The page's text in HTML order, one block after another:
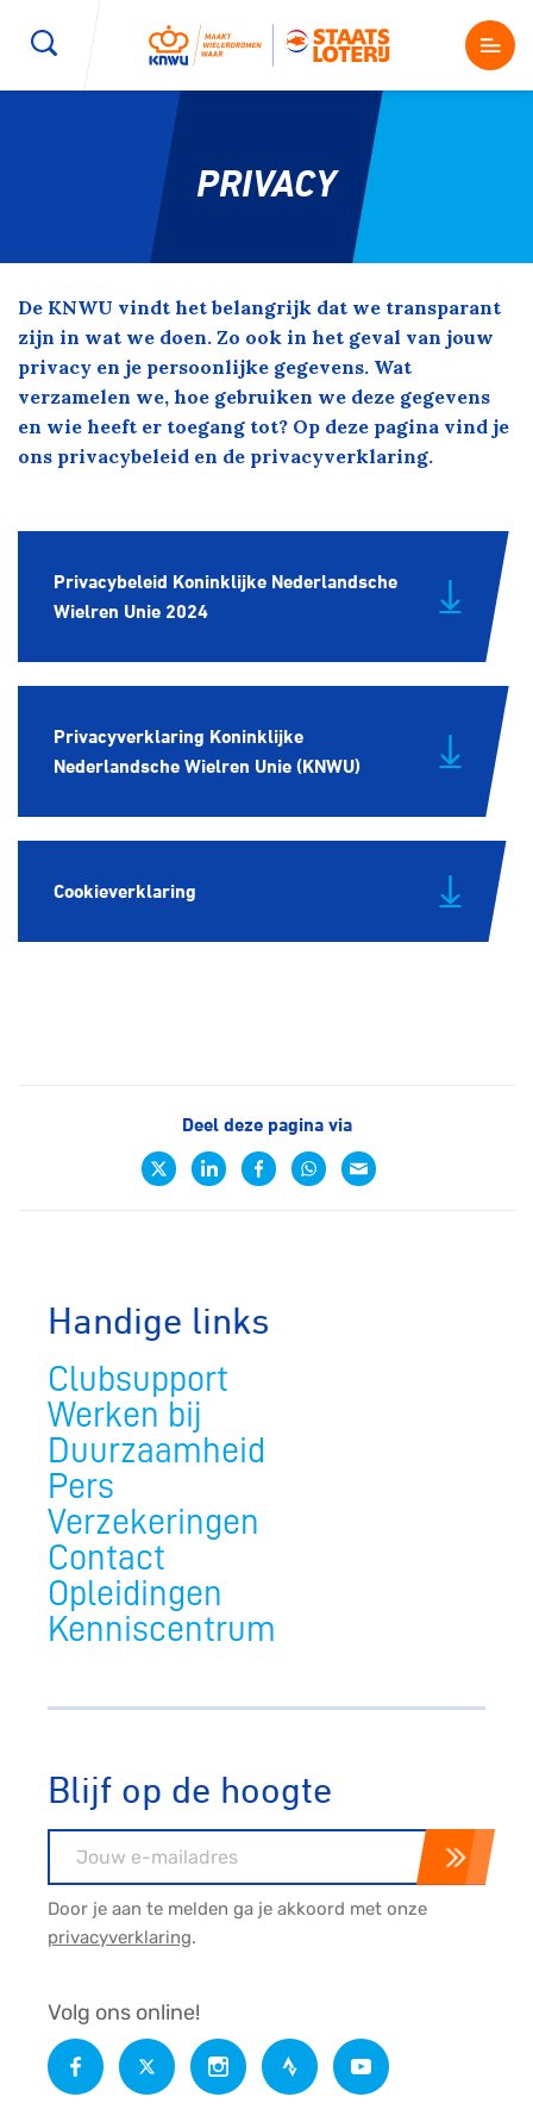
Kenniscentrum
Magazine
Nieuws
Shop
Producten en diensten
Lid worden
PRIVACY
De KNWU vindt het belangrijk dat we transparant
zijn in wat we doen. Zo ook in het geval van jouw
privacy en je persoonlijke gegevens. Wat
verzamelen we, hoe gebruiken we deze gegevens
en wie heeft er toegang tot? Op deze pagina vind je
ons privacybeleid en de privacyverklaring.
Privacybeleid Koninklijke Nederlandsche
Wielren Unie 2024
Privacyverklaring Koninklijke
Nederlandsche Wielren Unie (KNWU)
Cookieverklaring
Deel deze pagina via
Handige links
Clubsupport
Werken bij
Duurzaamheid
Pers
Verzekeringen
Contact
Opleidingen
Kenniscentrum
Blijf op de hoogte
Door je aan te melden ga je akkoord met onze
privacyverklaring.
Volg ons online!
Mountainbiken
E-Racing
Baanwielrennen Strandrace
BMX freestyle Gravel
Pumptrack Fixed gear